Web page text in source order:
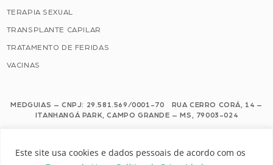
Este site usa cookies e dados pessoais de acordo com os
TERAPIA SEXUAL
TRANSPLANTE CAPILAR
TRATAMENTO DE FERIDAS
VACINAS
MEDGUIAS – CNPJ: 29.581.569/0001-70 RUA CERRO CORÁ, 14 –
ITANHANGÁ PARK, CAMPO GRANDE – MS, 79003-024
Este site usa cookies e dados pessoais de acordo com os nossos Termos de
Uso e Política de Privacidade.